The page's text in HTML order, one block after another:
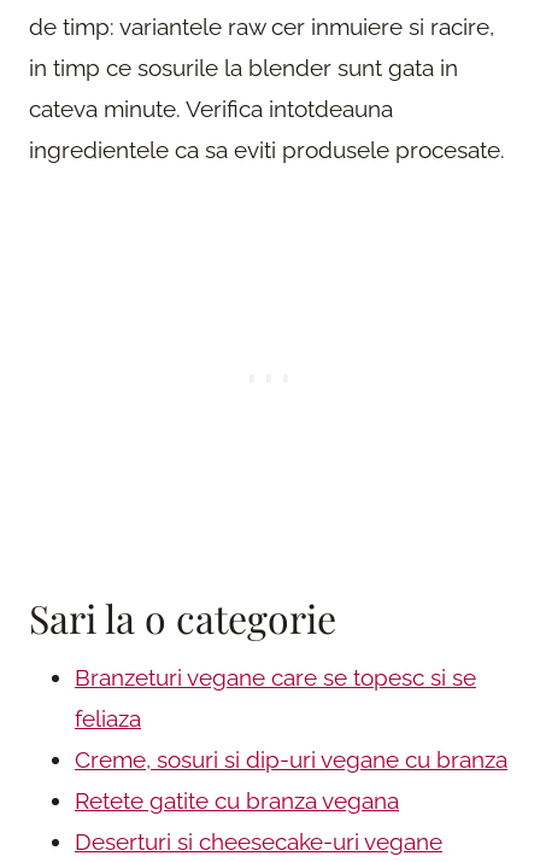
de timp: variantele raw cer inmuiere si racire,
in timp ce sosurile la blender sunt gata in
cateva minute. Verifica intotdeauna
ingredientele ca sa eviti produsele procesate.
Sari la o categorie
Branzeturi vegane care se topesc si se
feliaza
Creme, sosuri si dip-uri vegane cu branza
Retete gatite cu branza vegana
Deserturi si cheesecake-uri vegane